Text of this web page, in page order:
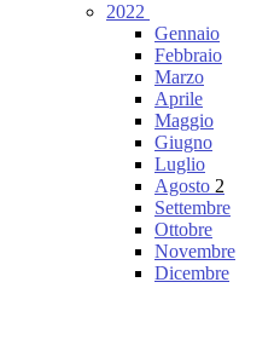
2022
Gennaio
Febbraio
Marzo
Aprile
Maggio
Giugno
Luglio
Agosto 2
Settembre
Ottobre
Novembre
Dicembre